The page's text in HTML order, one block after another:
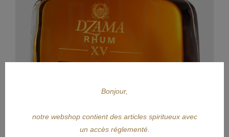
Bonjour,
notre webshop contient des articles spiritueux avec
un accès réglementé.